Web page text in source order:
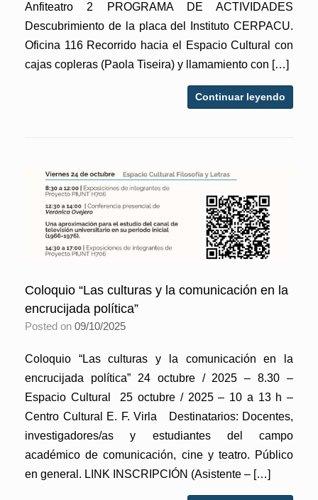
Anfiteatro 2 PROGRAMA DE ACTIVIDADES
Descubrimiento de la placa del Instituto CERPACU.
Oficina 116 Recorrido hacia el Espacio Cultural con
cajas copleras (Paola Tiseira) y llamamiento con […]
Continuar leyendo
Coloquio “Las culturas y la comunicación en la
encrucijada política”
Posted on 09/10/2025
Coloquio “Las culturas y la comunicación en la
encrucijada política” 24 octubre / 2025 – 8.30 –
Espacio Cultural 25 octubre / 2025 – 10 a 13 h –
Centro Cultural E. F. Virla Destinatarios: Docentes,
investigadores/as y estudiantes del campo
académico de comunicación, cine y teatro. Público
en general. LINK INSCRIPCIÓN (Asistente – […]